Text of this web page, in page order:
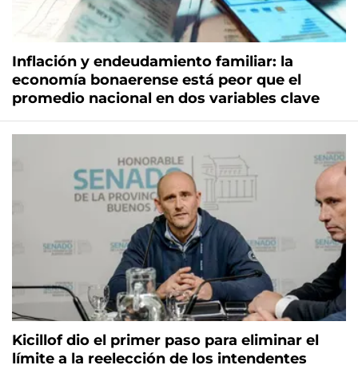
Inflación y endeudamiento familiar: la
economía bonaerense está peor que el
promedio nacional en dos variables clave
Kicillof dio el primer paso para eliminar el
límite a la reelección de los intendentes